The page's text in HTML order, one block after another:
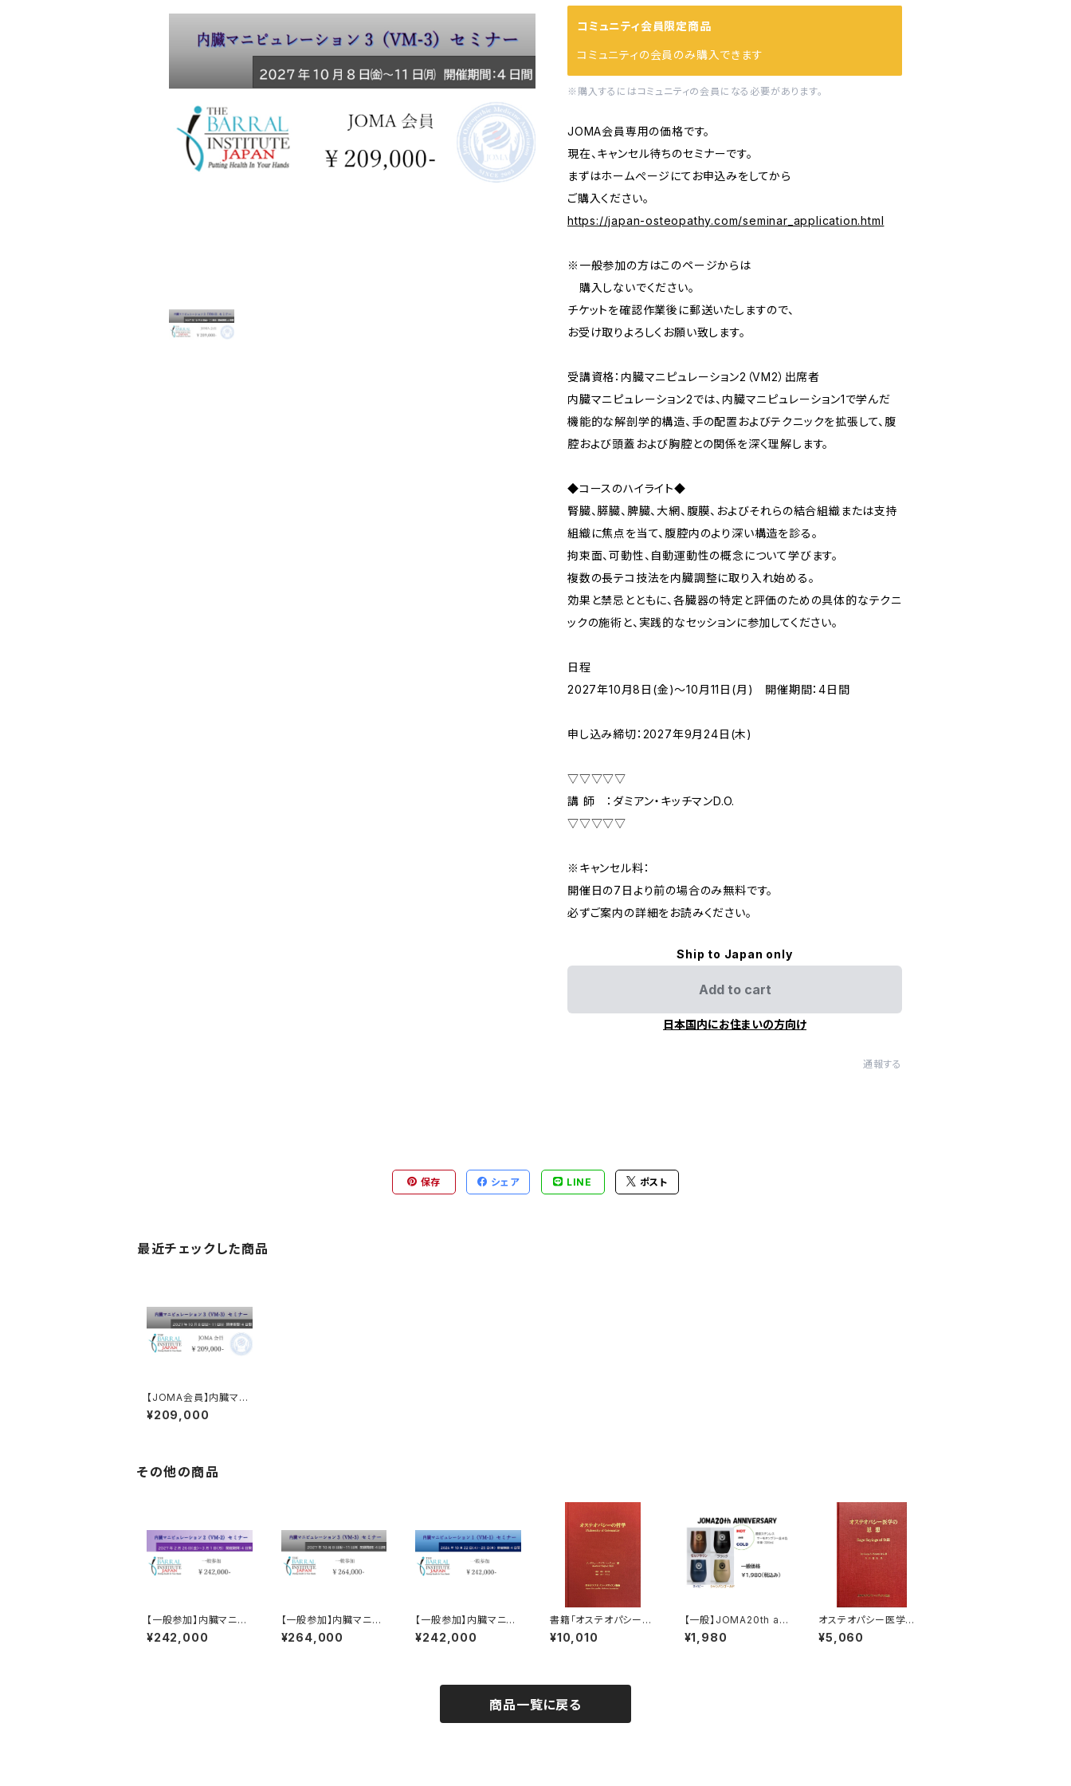
コミュニティ会員限定商品
コミュニティの会員のみ購入できます
※購入するにはコミュニティの会員になる必要があります。
JOMA会員専用の価格です。
現在、キャンセル待ちのセミナーです。
まずはホームぺージにてお申込みをしてから
ご購入ください。
https://japan-osteopathy.com/seminar_application.html
※一般参加の方はこのページからは
購入しないでください。
チケットを確認作業後に郵送いたしますので、
お受け取りよろしくお願い致します。
受講資格：内臓マニピュレーション2（VM2）出席者
内臓マニピュレーション2では、内臓マニピュレーション1で学んだ
機能的な解剖学的構造、手の配置およびテクニックを拡張して、腹
腔および頭蓋および胸腔との関係を深く理解します。
◆コースのハイライト◆
腎臓、膵臓、脾臓、大網、腹膜、およびそれらの結合組織または支持
組織に焦点を当て、腹腔内のより深い構造を診る。
拘束面、可動性、自動運動性の概念について学びます。
複数の長テコ技法を内臓調整に取り入れ始める。
効果と禁忌とともに、各臓器の特定と評価のための具体的なテクニ
ックの施術と、実践的なセッションに参加してください。
日程
2027年10月8日(金)～10月11日(月) 開催期間：4日間
申し込み締切：2027年9月24日(木)
▽▽▽▽▽
講 師 ：ダミアン・キッチマンD.O.
▽▽▽▽▽
※キャンセル料：
開催日の7日より前の場合のみ無料です。
必ずご案内の詳細をお読みください。
Ship to Japan only
Add to cart
日本国内にお住まいの方向け
通報する
保存 シェア LINE ポスト
最近チェックした商品
【JOMA会員】内臓マニ
ピュレーション3セミナ
ー《 VM-3》参加チケッ
¥209,000
その他の商品
【一般参加】内臓マニピ
ュレーション2セミナー《
VM-2》参加チケット
¥242,000
【一般参加】内臓マニピ
ュレーション3セミナー《
VM-3》参加チケット
¥264,000
【一般参加】内臓マニピ
ュレーション1セミナー《
VM-1》参加チケット
¥242,000
書籍「オステオパシーの
哲学」
¥10,010
【一般】JOMA20th an
niversary タンブラー
¥1,980
オステオパシー医学の
思想
¥5,060
商品一覧に戻る